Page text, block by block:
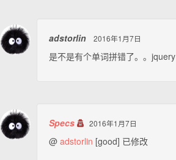
adstorlin 2016年1月7日
是不是有个单词拼错了。。jquery
Specs 2016年1月7日
@ adstorlin [good] 已修改